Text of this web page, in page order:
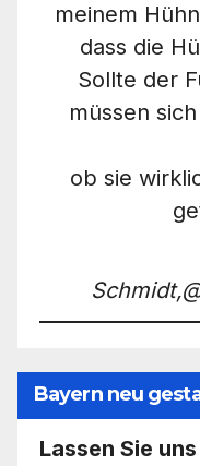
meinem
dass die
Sollte der
müssen
ob sie
Bayern neu
Lassen Sie